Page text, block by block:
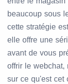
beaucoup sous
cette stratégie
elle offre une
avant de vous
offrir le webchat,
sur ce qu'est cet